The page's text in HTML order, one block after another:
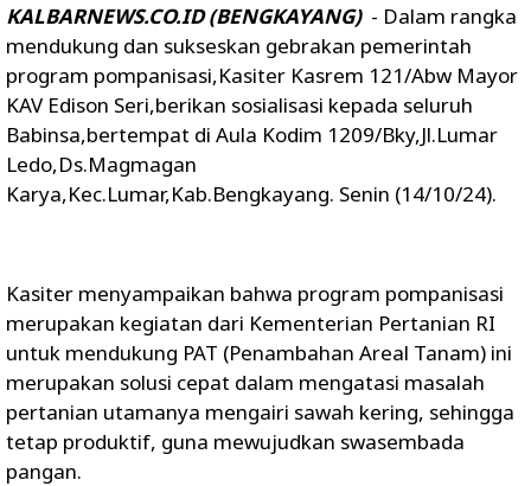
KALBARNEWS.CO.ID (BENGKAYANG) - Dalam rangka
mendukung dan sukseskan gebrakan pemerintah
program pompanisasi,Kasiter Kasrem 121/Abw Mayor
KAV Edison Seri,berikan sosialisasi kepada seluruh
Babinsa,bertempat di Aula Kodim 1209/Bky,Jl.Lumar
Ledo,Ds.Magmagan
Karya,Kec.Lumar,Kab.Bengkayang. Senin (14/10/24).
Kasiter menyampaikan bahwa program pompanisasi
merupakan kegiatan dari Kementerian Pertanian RI
untuk mendukung PAT (Penambahan Areal Tanam) ini
merupakan solusi cepat dalam mengatasi masalah
pertanian utamanya mengairi sawah kering, sehingga
tetap produktif, guna mewujudkan swasembada
pangan.